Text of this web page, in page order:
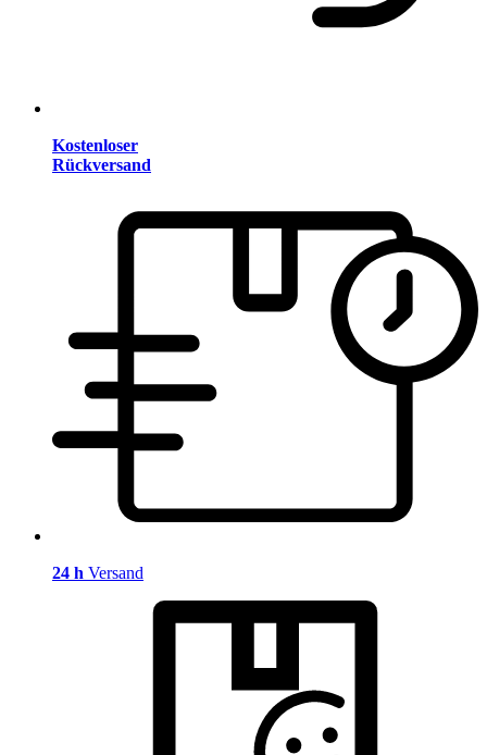
Kostenloser
Rückversand
24 h Versand